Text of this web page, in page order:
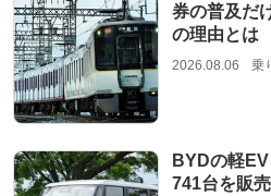
券の普及だ
の理由とは
2026.08.06 乗
BYDの軽
741台を販